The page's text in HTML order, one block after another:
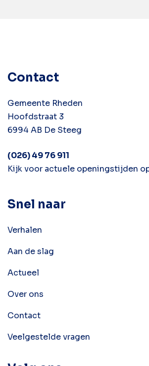
Contact
Gemeente Rheden
Hoofdstraat 3
6994 AB De Steeg
(026) 49 76 911
Kijk voor actuele openingstijden
Snel naar
Verhalen
Aan de slag
Actueel
Over ons
Contact
Veelgestelde vragen